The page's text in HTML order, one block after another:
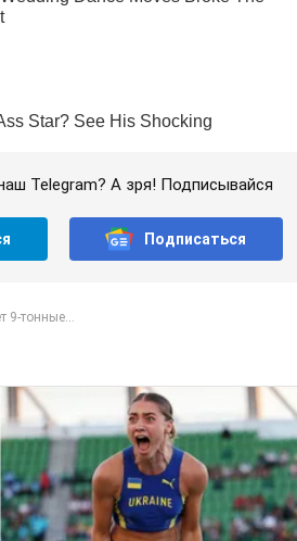
Telegram? А зря! Подписывайся
Подписаться
9-тонные...